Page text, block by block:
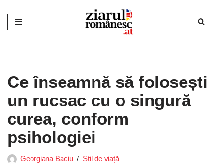
Sari
Ce înseamnă să folosești
un rucsac cu o singură
curea, conform
psihologiei
Georgiana Baciu Stil de viață